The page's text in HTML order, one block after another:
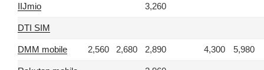
IIJmio 3,260
DTI SIM
DMM mobile 2,560 2,680 2,890 4,300 5,980